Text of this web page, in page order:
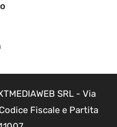
SRL - Via
Fiscale e Partita